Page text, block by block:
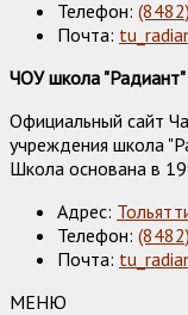
Телефон:
Почта:
ЧОУ школа "Радиант"
Официальный сайт
учреждения школа
Школа основана в
Адрес:
Телефон:
Почта:
МЕНЮ